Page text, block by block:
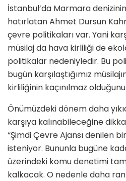
İstanbul’da Marmara
hatırlatan Ahmet Dursun
çevre politikaları var. Yani
müsilaj da hava kirliliği de
politikalar nedeniyledir. Bu
bugün karşılaştığımız
kirliliğinin kaçınılmaz
Önümüzdeki dönem daha
karşıya kalınabileceğine
“Şimdi Çevre Ajansı denilen
isteniyor. Bununla bugüne
üzerindeki komu denetimi
kalkacak. O nedenle daha